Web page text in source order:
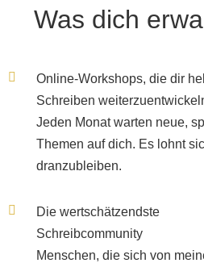
Was dich
Online-Workshops, die dir
Schreiben
Jeden Monat warten neue,
Themen auf dich. Es lohnt
dranzubleiben.
Die wertschätzendste
Schreibcommunity
Menschen, die sich von